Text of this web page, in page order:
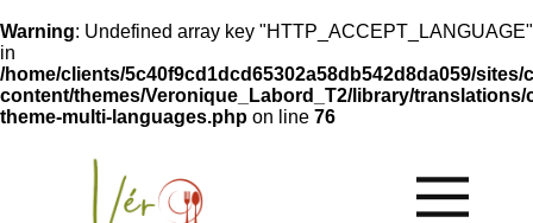
Warning: Undefined array key "HTTP_ACCEPT_LANGUAGE"
in
/home/clients/5c40f9cd1dcd65302a58db542d8da059/
content/themes/Veronique_Labord_T2/library/translations/
theme-multi-languages.php on line 76